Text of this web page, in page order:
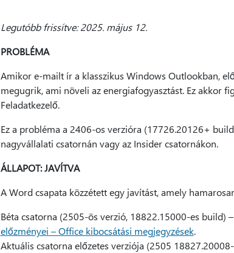
Legutóbb frissítve: 2025. május 12.
PROBLÉMA
Amikor e-mailt ír a klasszikus Windows Outlookban,
megugrik, ami növeli az energiafogyasztást. Ez akkor
Feladatkezelő.
Ez a probléma a 2406-os verzióra (17726.20126+
nagyvállalati csatornán vagy az Insider csatornákon.
ÁLLAPOT: JAVÍTVA
A Word csapata közzétett egy javítást, amely
Béta csatorna (2505-ös verzió, 18822.15000-es build)
előzményei – Office kibocsátási megjegyzések.
Aktuális csatorna előzetes verziója (2505